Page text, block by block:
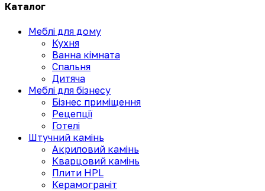
Каталог
Меблі для дому
Кухня
Ванна кімната
Спальня
Дитяча
Меблі для бізнесу
Бізнес приміщення
Рецепції
Готелі
Штучний камінь
Акриловий камінь
Кварцовий камінь
Плити HPL
Керамограніт